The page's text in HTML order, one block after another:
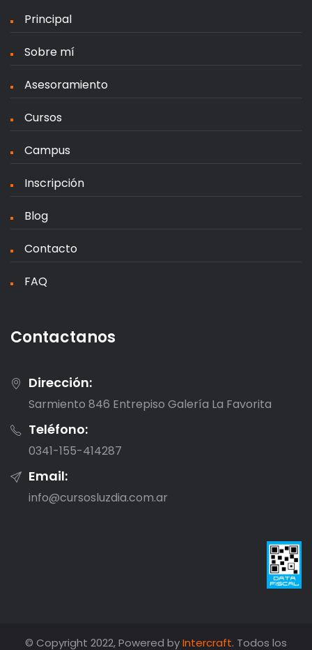
Principal
Sobre mí
Asesoramiento
Cursos
Campus
Inscripción
Blog
Contacto
FAQ
Contactanos
Dirección:
Sarmiento 846 Entrepiso Galería La Favorita
Teléfono:
0341-155-414287
Email:
info@cursosluzdia.com.ar
© Copyright 2022, Powered byIntercraft. Todos los